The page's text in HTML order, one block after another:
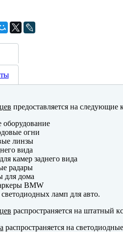
предоставляется на следующие
оборудование
огни
линзы
вида
камер заднего вида
радары
для дома
BMW
ламп для авто.
распространяется на штатный
распространяется на